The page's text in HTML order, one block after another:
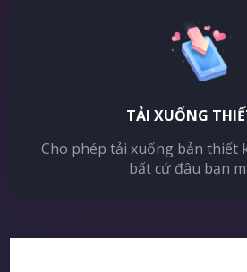
TẢI XUỐNG
Cho phép tải xuống bản thiết
bất cứ đâu bạn